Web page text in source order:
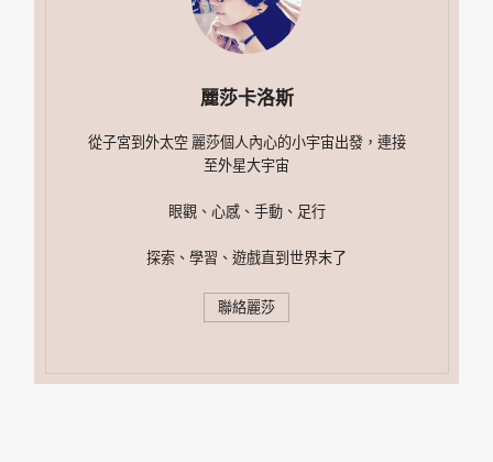
麗莎卡洛斯
從子宮到外太空 麗莎個人內心的小宇宙出發，連接
至外星大宇宙
眼觀、心感、手動、足行
探索、學習、遊戲直到世界末了
聯絡麗莎